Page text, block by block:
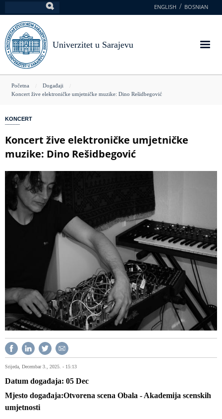
na
glavni
sadržaj
ENGLISH BOSNIAN
Univerzitet u Sarajevu
You
here
Početna
Događaji
Koncert žive elektroničke umjetničke muzike: Dino Rešidbegović
KONCERT
Koncert žive elektroničke umjetničke
muzike: Dino Rešidbegović
Srijeda, Decembar 3., 2025. - 15:13
Datum događaja 05 Dec
Mjesto događaja Otvorena scena Obala - Akademija scenskih
umjetnosti